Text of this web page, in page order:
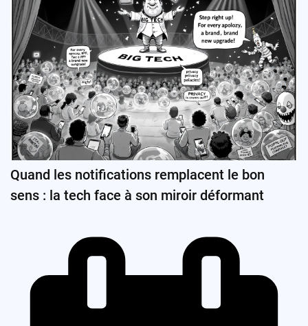
Quand les notifications remplacent le bon
sens : la tech face à son miroir déformant